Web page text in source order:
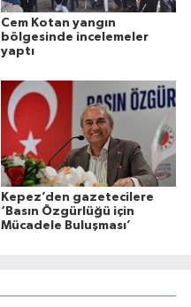
Cem Kotan yangın
bölgesinde incelemeler
yaptı
Kepez’den gazetecilere
‘Basın Özgürlüğü için
Mücadele Buluşması’